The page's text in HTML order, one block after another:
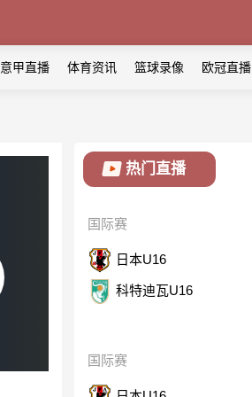
意甲直播 体育资讯 篮球录像 欧冠直播
热门直播
国际赛
日本U16
科特迪瓦U16
国际赛